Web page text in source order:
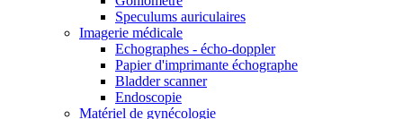
Speculums auriculaires
Imagerie médicale
Echographes - écho-doppler
Papier d'imprimante échographe
Bladder scanner
Endoscopie
Matériel de gynécologie